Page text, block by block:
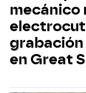
mecánico
grabación
en Great